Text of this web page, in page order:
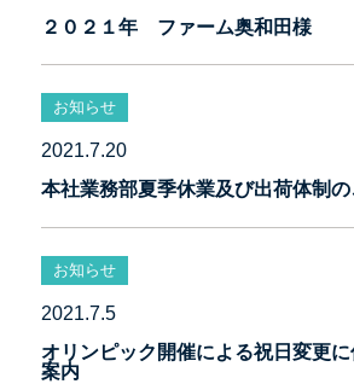
２０２１年 ファーム奥和田様
お知らせ
2021.7.20
本社業務部夏季休業及び出荷体制の
お知らせ
2021.7.5
オリンピック開催による祝日変更
案内